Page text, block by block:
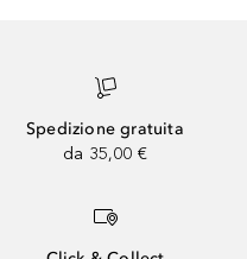
Spedizione gratuita
da 35,00 €